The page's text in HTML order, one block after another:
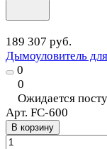
189 307 руб.
Дымоуловитель
0
0
Ожидается
Арт. FC-600
В корзину